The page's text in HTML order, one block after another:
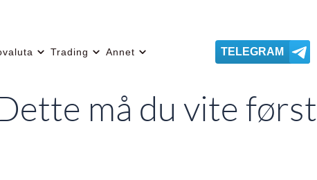
Trading Annet TELEGRAM
må du vite først